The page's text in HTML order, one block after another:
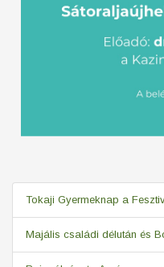
Tokaji Gyermeknap a
Majális családi délután és